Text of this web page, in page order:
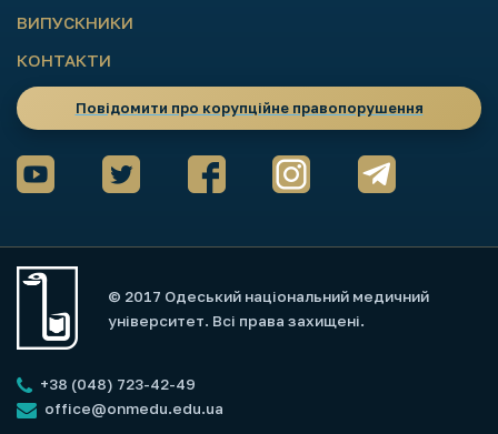
ВИПУСКНИКИ
КОНТАКТИ
Повідомити про корупційне правопорушення
© 2017 Одеський національний медичний
університет. Всі права захищені.
+38 (048) 723-42-49
office@onmedu.edu.ua